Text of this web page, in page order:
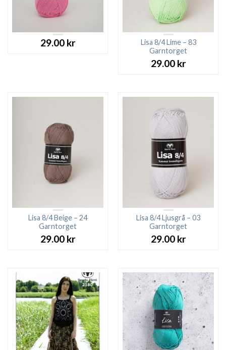
29.00 kr
Lisa 8/4 Lime – 83
Garntorget
29.00 kr
Lisa 8/4 Beige – 24
Garntorget
29.00 kr
Lisa 8/4 Ljusgrå – 03
Garntorget
29.00 kr